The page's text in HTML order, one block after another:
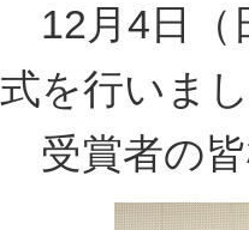
12月4日（
式を行いまし
受賞者の